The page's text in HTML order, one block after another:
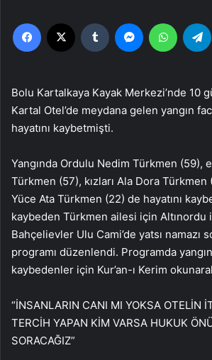
Facebook Tumblr Messenger
Bolu Kartalkaya Kayak Merkezi’nde 10
Kartal Otel’de meydana gelen yangın
hayatını kaybetmişti.
Yangında Ordulu Nedim Türkmen (59),
Türkmen (57), kızları Ala Dora Türkmen
Yüce Ata Türkmen (22) de hayatını
kaybeden Türkmen ailesi için Altınordu
Bahçelievler Ulu Cami’de yatsı namazı
programı düzenlendi. Programda
kaybedenler için Kur’an-ı Kerim
“İNSANLARIN CANI MI YOKSA OTELİN
TERCİH YAPAN KİM VARSA HUKUK
SORACAĞIZ”